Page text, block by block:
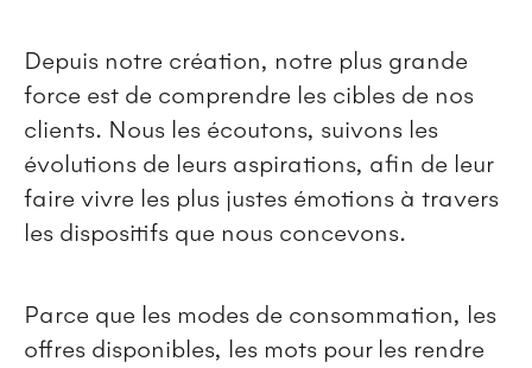
Depuis notre création, notre plus grande
force est de comprendre les cibles de nos
clients. Nous les écoutons, suivons les
évolutions de leurs aspirations, afin de leur
faire vivre les plus justes émotions à travers
les dispositifs que nous concevons.
Parce que les modes de consommation, les
offres disponibles, les mots pour les rendre